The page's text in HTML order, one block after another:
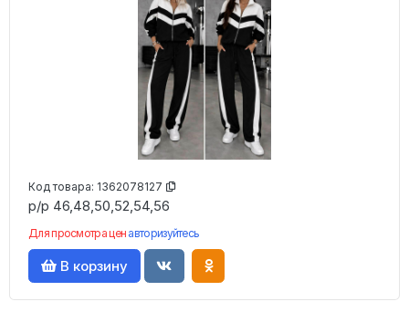
Код товара: 1362078127
р/р 46,48,50,52,54,56
Для просмотра цен авторизуйтесь
В корзину